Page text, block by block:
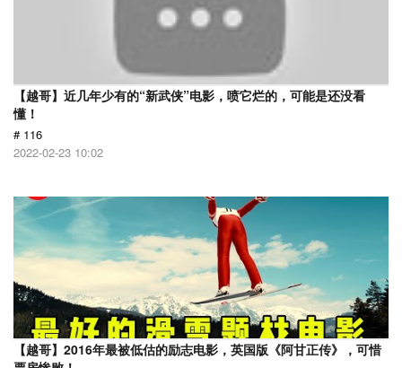
【越哥】近几年少有的“新武侠”电影，喷它烂的，可能是还没看
懂！
# 116
2022-02-23 10:02
【越哥】2016年最被低估的励志电影，英国版《阿甘正传》，可惜